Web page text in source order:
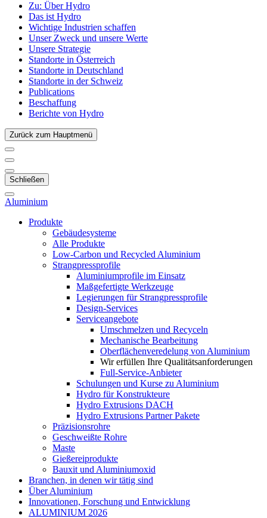
Zu: Über Hydro
Das ist Hydro
Wichtige Industrien schaffen
Unser Zweck und unsere Werte
Unsere Strategie
Standorte in Österreich
Standorte in Deutschland
Standorte in der Schweiz
Publications
Beschaffung
Berichte von Hydro
Zurück zum Hauptmenü
Schließen
Aluminium
Produkte
Gebäudesysteme
Alle Produkte
Low-Carbon und Recycled Aluminium
Strangpressprofile
Aluminiumprofile im Einsatz
Maßgefertigte Werkzeuge
Legierungen für Strangpressprofile
Design-Services
Serviceangebote
Umschmelzen und Recyceln
Mechanische Bearbeitung
Oberflächenveredelung von Aluminium
Wir erfüllen Ihre Qualitätsanforderungen
Full-Service-Anbieter
Schulungen und Kurse zu Aluminium
Hydro für Konstrukteure
Hydro Extrusions DACH
Hydro Extrusions Partner Pakete
Präzisionsrohre
Geschweißte Rohre
Maste
Gießereiprodukte
Bauxit und Aluminiumoxid
Branchen, in denen wir tätig sind
Über Aluminium
Innovationen, Forschung und Entwicklung
ALUMINIUM 2026